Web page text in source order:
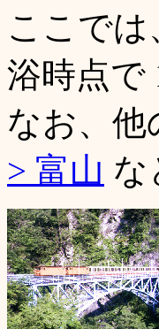
ここで
浴時点で
なお、
> 富山 な